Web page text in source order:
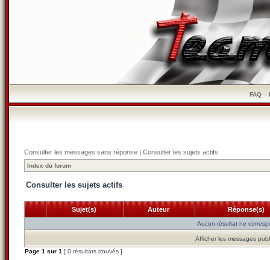
FAQ-
Consulter les messages sans réponse | Consulter les sujets actifs
Index du forum
Consulter les sujets actifs
Sujet(s) Auteur Réponse(s)
Aucun résultat ne
Afficher les messages
Page 1 sur 1 [ 0 résultats trouvés ]